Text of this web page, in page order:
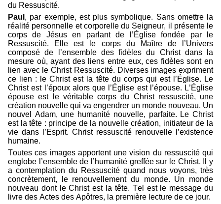
du Ressuscité.
Paul , par exemple, est plus symbolique. Sans omettre la
réalité personnelle et corporelle du Seigneur, il présente le
corps de Jésus en parlant de l’Église fondée par le
Ressuscité. Elle est le corps du Maître de l’Univers
composé de l’ensemble des fidèles du Christ dans la
mesure où, ayant des liens entre eux, ces fidèles sont en
lien avec le Christ Ressuscité. Diverses images expriment
ce lien : le Christ est la tête du corps qui est l’Église. Le
Christ est l’époux alors que l’Église est l’épouse. L’Église
épouse est le véritable corps du Christ ressuscité, une
création nouvelle qui va engendrer un monde nouveau. Un
nouvel Adam, une humanité nouvelle, parfaite. Le Christ
est la tête : principe de la nouvelle création, initiateur de la
vie dans l’Esprit. Christ ressuscité renouvelle l’existence
humaine.
Toutes ces images apportent une vision du ressuscité qui
englobe l’ensemble de l’humanité greffée sur le Christ. Il y
a contemplation du Ressuscité quand nous voyons, très
concrètement, le renouvellement du monde. Un monde
nouveau dont le Christ est la tête. Tel est le message du
livre des Actes des Apôtres, la première lecture de ce jour.